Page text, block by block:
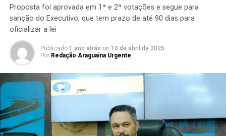
Proposta foi aprovada em 1ª e 2ª votações e segue para
sanção do Executivo, que tem prazo de até 90 dias para
oficializar a lei
Publicado 1 ano atrás on 10 de abril de 2025
Por Redação Araguaina Urgente